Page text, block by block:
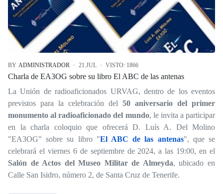
BY ADMINISTRADOR 21.JUL VISTO: 1866
Charla de EA3OG sobre su libro El ABC de las antenas
La Unión de radioaficionados URVAG, dentro de los eventos
previstos para la celebración del 50 aniversario del primer
monumento al radioaficionado del mundo, le invita a participar
en la charla coloquio que ofrecerá D. Luís A. Del Molino
"EA3OG" sobre su libro "El ABC de las antenas", que se
celebrará el viernes 6 de septiembre de 2024, a las 19:00, en el
Salón de Actos del Museo Militar de Almeyda, ubicado en
Calle San Isidro, número 2, de Santa Cruz de Tenerife.